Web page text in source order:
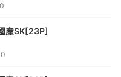
0
産SK[23P]
0